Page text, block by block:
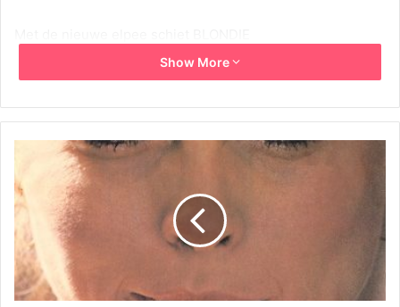
Deze week wordt een Blondie-week. Debbie, Chris,
Jimmy, Clem, Frank en Nigel komen naar Bilzen. Dat is op
zichzelf al genoeg om menig hartje te doen overslaan.
Maar wat meer is: Blondie’s nieuwe plaat komt er ook aan.
Wij hadden het eksklusief voorrecht om de proefpersing
te kunnen beluisteren. En we gingen onderuit: de derde
elpee van Blondie is nog beter dan de twee vorige, die
toch ook al niet te versmaden waren.
Het keiharde werk in de Record studio in New York heeft
resultaten
Show More